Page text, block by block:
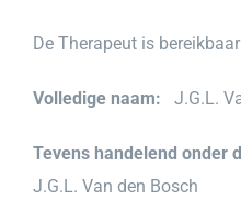
De Therapeut is
Volledige naam: J.G.L.
Tevens handelend onder
J.G.L. Van den Bosch